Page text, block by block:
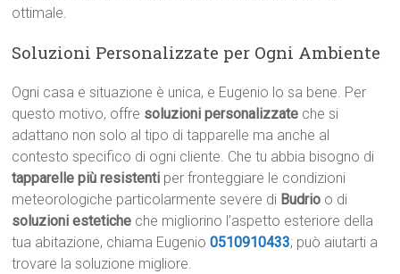
ottimale.
Soluzioni Personalizzate per Ogni Ambiente
Ogni casa e situazione è unica, e Eugenio lo sa bene. Per
questo motivo, offre soluzioni personalizzate che si
adattano non solo al tipo di tapparelle ma anche al
contesto specifico di ogni cliente. Che tu abbia bisogno di
tapparelle più resistenti per fronteggiare le condizioni
meteorologiche particolarmente severe di Budrio o di
soluzioni estetiche che migliorino l’aspetto esteriore della
tua abitazione, chiama Eugenio0510910433; può aiutarti a
trovare la soluzione migliore.